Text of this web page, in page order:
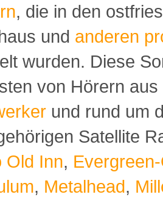
, die in den
und anderen
wurden. Diese
von Hörern
und rund um
Satellite
Old Inn,
, Metalhead,